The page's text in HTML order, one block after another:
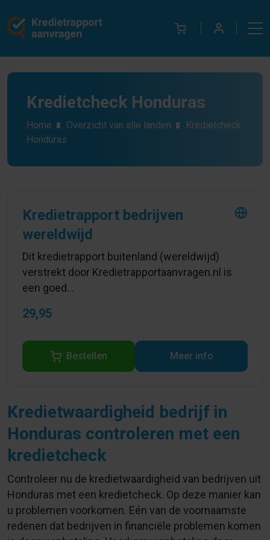
Kredietcheck Honduras
Home Overzicht van alle landen
Kredietcheck
Honduras
Kredietrapport bedrijven
wereldwijd
Dit kredietrapport buitenland (wereldwijd)
verstrekt door Kredietrapportaanvragen.nl is
een goed...
29,95
Bestellen Meer info
Kredietwaardigheid bedrijf in
Honduras controleren met een
kredietcheck
Controleer nu de kredietwaardigheid van bedrijven uit
Honduras met een kredietcheck. Op deze manier kan
u problemen voorkomen. Eén van de voornaamste
redenen dat bedrijven in financiële problemen komen